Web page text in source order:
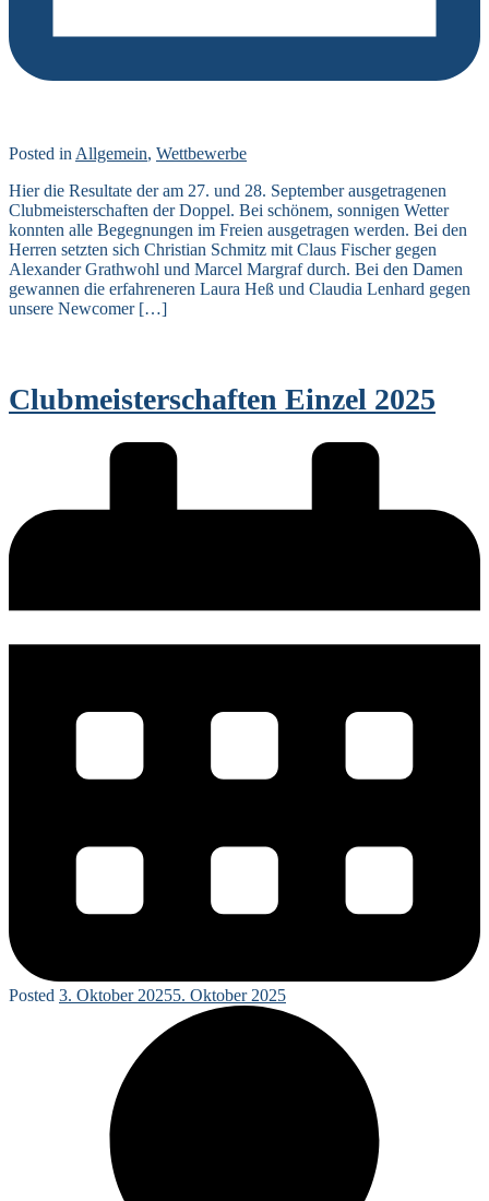
Posted inAllgemein, Wettbewerbe
Hier die Resultate der am 27. und 28. September ausgetragenen
Clubmeisterschaften der Doppel. Bei schönem, sonnigen Wetter
konnten alle Begegnungen im Freien ausgetragen werden. Bei den
Herren setzten sich Christian Schmitz mit Claus Fischer gegen
Alexander Grathwohl und Marcel Margraf durch. Bei den Damen
gewannen die erfahreneren Laura Heß und Claudia Lenhard gegen
unsere Newcomer […]
Clubmeisterschaften Einzel 2025
Posted 3. Oktober 20255. Oktober 2025